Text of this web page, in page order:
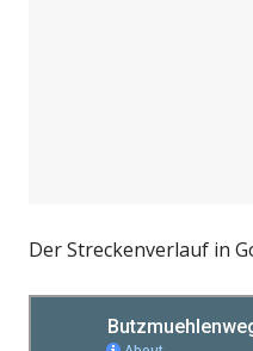
Der Streckenverlauf in